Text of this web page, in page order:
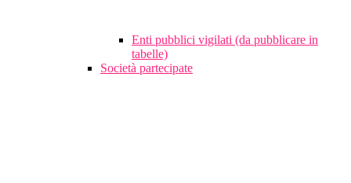
Enti pubblici vigilati (da pubblicare in
tabelle)
Società partecipate